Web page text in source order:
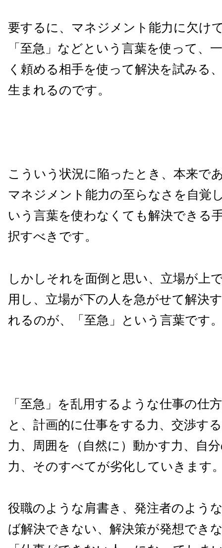
要するに、マネジメント能力に欠け
「至急」などという言葉を使って、
く頼める相手を使って解決を試みる
生まれるのです。
こういう状況に陥ったとき、本来で
マネジメント能力の至らなさを自覚
いう言葉を使わなくても解決できる
択すべきです。
しかしそれを面倒と思い、立場が上
用し、立場が下の人を急がせて解決
れるのが、「至急」という言葉です
「至急」を乱用するような仕事の仕
と、計画的に仕事をする力、交渉す
力、周囲を（自然に）動かす力、自
力、そのすべてが劣化していきます
役職のような肩書き、発注者のよう
ば解決できない、解決策が発想でき